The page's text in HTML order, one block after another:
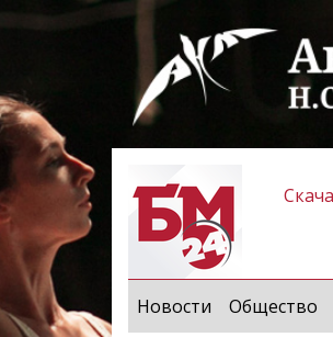
Новости Общество